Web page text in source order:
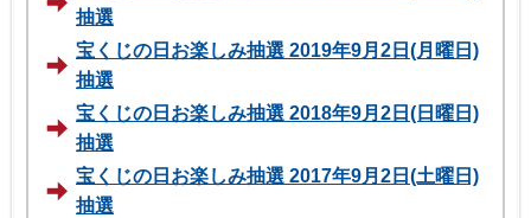
抽選
宝くじの日お楽しみ抽選 2019年9月2日(月曜日)
抽選
宝くじの日お楽しみ抽選 2018年9月2日(日曜日)
抽選
宝くじの日お楽しみ抽選 2017年9月2日(土曜日)
抽選